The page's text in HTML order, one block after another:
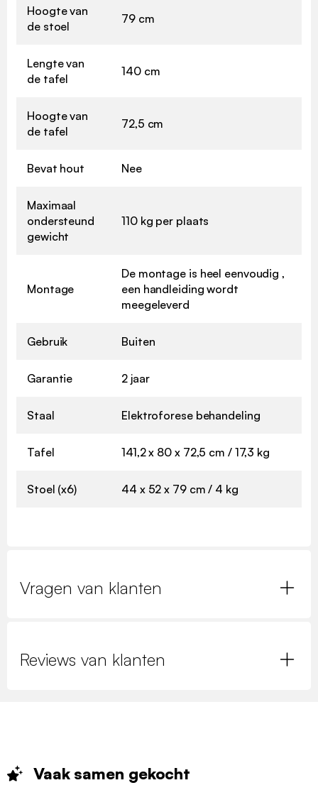
Hoogte van
de stoel
79 cm
Lengte van
de tafel
140 cm
Hoogte van
de tafel
72,5 cm
Bevat hout Nee
Maximaal
ondersteund
gewicht
110 kg per plaats
Montage
De montage is heel eenvoudig ,
een handleiding wordt
meegeleverd
Gebruik Buiten
Garantie 2 jaar
Staal Elektroforese behandeling
Tafel 141,2 x 80 x 72,5 cm / 17,3 kg
Stoel (x6) 44 x 52 x 79 cm / 4 kg
Vragen van klanten
Reviews van klanten
Vaak samen gekocht